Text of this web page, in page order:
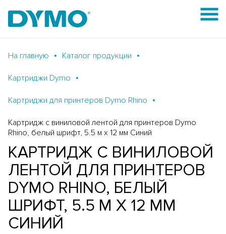
На главную Каталог продукции
Картриджи Dymo
Картриджи для принтеров Dymo Rhino
Картридж с виниловой лентой для принтеров Dymo
Rhino, белый шрифт, 5.5 м х 12 мм Синий
КАРТРИДЖ С ВИНИЛОВОЙ
ЛЕНТОЙ ДЛЯ ПРИНТЕРОВ
DYMO RHINO, БЕЛЫЙ
ШРИФТ, 5.5 М Х 12 ММ
СИНИЙ